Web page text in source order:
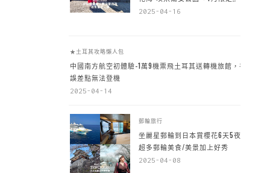
2025-04-16
★土耳其攻略懶人包
中國南方航空初體驗-1萬9機票飛土耳其送轉機旅館，手
誤差點無法登機
2025-04-14
郵輪旅行
坐麗星郵輪到日本賞櫻花6天5夜，
超多郵輪美食/美景加上好秀
2025-04-08